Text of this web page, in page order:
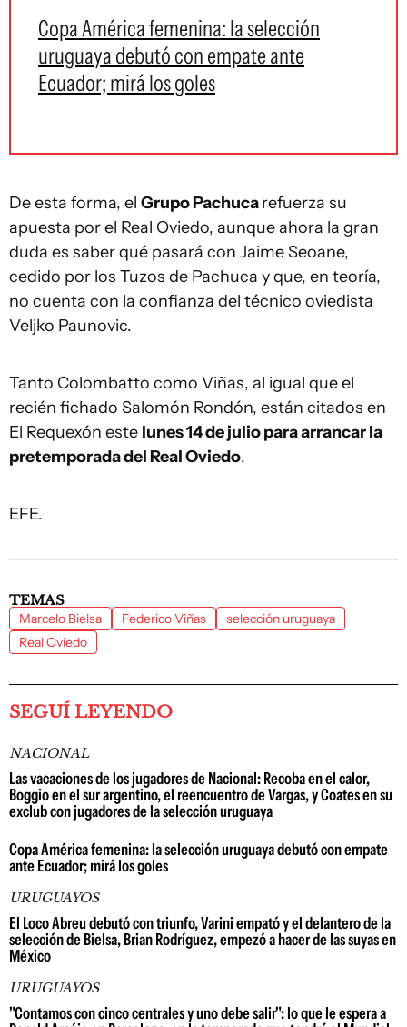
Copa América femenina: la selección
uruguaya debutó con empate ante
Ecuador; mirá los goles
De esta forma, el Grupo Pachucarefuerza su
apuesta por el Real Oviedo, aunque ahora la gran
duda es saber qué pasará con Jaime Seoane,
cedido por los Tuzos de Pachuca y que, en teoría,
no cuenta con la confianza del técnico oviedista
Veljko Paunovic.
Tanto Colombatto como Viñas, al igual que el
recién fichado Salomón Rondón, están citados en
El Requexón este lunes 14 de julio para arrancar la
pretemporada del Real Oviedo.
EFE.
TEMAS
Marcelo Bielsa Federico Viñas
selección uruguaya
Real Oviedo
SEGUÍ LEYENDO
NACIONAL
Las vacaciones de los jugadores de Nacional: Recoba en el calor,
Boggio en el sur argentino, el reencuentro de Vargas, y Coates en su
exclub con jugadores de la selección uruguaya
Copa América femenina: la selección uruguaya debutó con empate
ante Ecuador; mirá los goles
URUGUAYOS
El Loco Abreu debutó con triunfo, Varini empató y el delantero de la
selección de Bielsa, Brian Rodríguez, empezó a hacer de las suyas en
México
URUGUAYOS
"Contamos con cinco centrales y uno debe salir": lo que le espera a